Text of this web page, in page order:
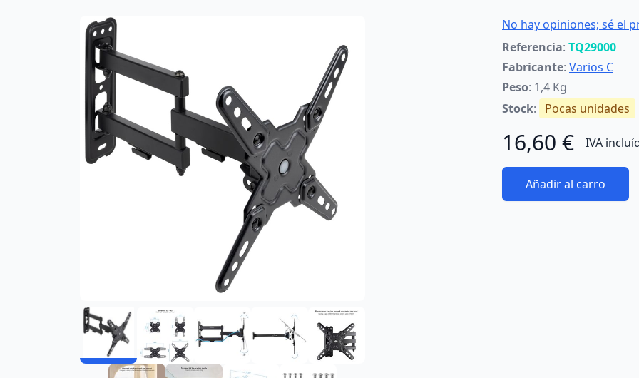
No hay opiniones; sé el
Referencia: TQ29000
Fabricante: Varios C
Peso: 1,4 Kg
Stock: Pocas unidades
16,60 € IVA
Añadir al carro